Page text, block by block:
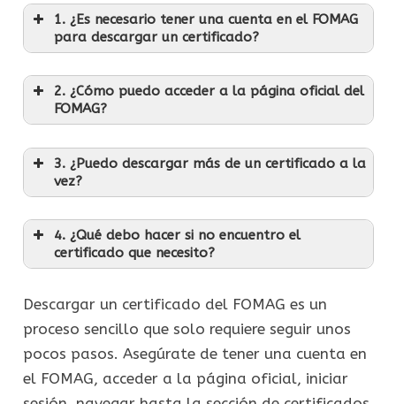
1. ¿Es necesario tener una cuenta en el FOMAG
para descargar un certificado?
2. ¿Cómo puedo acceder a la página oficial del
FOMAG?
3. ¿Puedo descargar más de un certificado a la
vez?
4. ¿Qué debo hacer si no encuentro el
certificado que necesito?
Descargar un certificado del FOMAG es un
proceso sencillo que solo requiere seguir unos
pocos pasos. Asegúrate de tener una cuenta en
el FOMAG, acceder a la página oficial, iniciar